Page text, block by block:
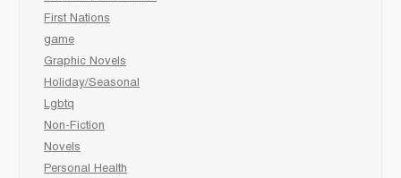
First Nations
game
Graphic Novels
Holiday/Seasonal
Lgbtq
Non-Fiction
Novels
Personal Health